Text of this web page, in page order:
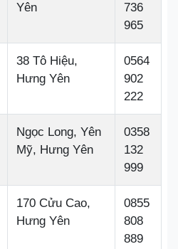
Yên
736
965
38 Tô Hiệu,
Hưng Yên
0564
902
222
Ngọc Long, Yên
Mỹ, Hưng Yên
0358
132
999
170 Cửu Cao,
Hưng Yên
0855
808
889